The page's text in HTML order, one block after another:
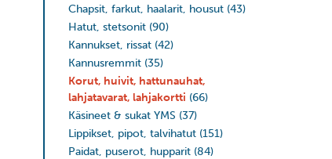
Chapsit, farkut, haalarit, housut (43)
Hatut, stetsonit (90)
Kannukset, rissat (42)
Kannusremmit (35)
Korut, huivit, hattunauhat,
lahjatavarat, lahjakortti (66)
Käsineet & sukat YMS (37)
Lippikset, pipot, talvihatut (151)
Paidat, puserot, hupparit (84)